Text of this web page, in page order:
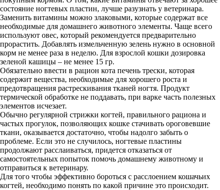
состояние ногтевых пластин, лучше разузнать у ветеринара.
Заменить витамины можно злаковыми, которые содержат все
необходимые для домашнего животного элементы. Чаще всего
используют овес, который рекомендуется предварительно
прорастить. Добавлять измельченную зелень нужно в основной
корм не менее раза в неделю. Для взрослой кошки дозировка
зеленой кашицы – не менее 15 гр.
Обязательно ввести в рацион кота печень трески, которая
содержит вещества, необходимые для хорошего роста и
предотвращения растрескивания тканей ногтя. Продукт
термической обработке не поддавать, при варке часть полезных
элементов исчезает.
Обычно регулярной стрижки когтей, правильного рациона и
частых прогулок, позволяющих кошке стачивать ороговевшие
ткани, оказывается достаточно, чтобы надолго забыть о
проблеме. Если это не случилось, ногтевые пластины
продолжают расслаиваться, придется отказаться от
самостоятельных попыток помочь домашнему животному и
отправиться к ветеринару.
Для того чтобы эффективно бороться с расслоением кошачьих
когтей, необходимо понять по какой причине это происходит.